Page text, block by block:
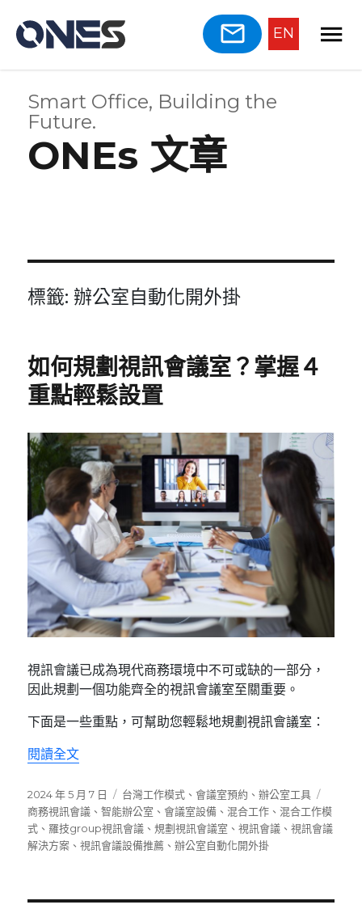
EN
Smart Office, Building the
Future.
ONEs 文章
標籤: 辦公室自動化開外掛
如何規劃視訊會議室？掌握４
重點輕鬆設置
視訊會議已成為現代商務環境中不可或缺的一部分，
因此規劃一個功能齊全的視訊會議室至關重要。
下面是一些重點，可幫助您輕鬆地規劃視訊會議室：
閱讀全文〈如何規劃視訊會議室？掌握４重點輕鬆設置〉
發
佈
日
期:
2024 年 5 月 7 日
分
類
台灣工作模式 、會議室預約 、辦公室工具
籤
商務視訊會議 、智能辦公室 、會議室設備 、混合工作 、混合工作模
式 、 羅技group視訊會議 、規劃視訊會議室 、視訊會議 、視訊會議
解決方案 、視訊會議設備推薦 、辦公室自動化開外掛